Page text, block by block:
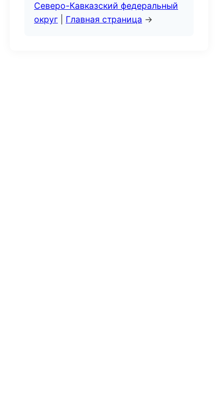
Северо-Кавказский федеральный
округ
Главная страница →